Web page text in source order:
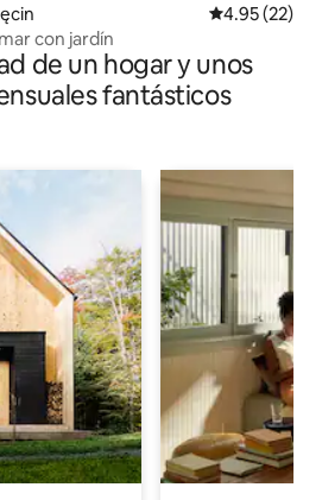
Calificación
4.95 (22)
con jardín
de un hogar y unos
fantásticos